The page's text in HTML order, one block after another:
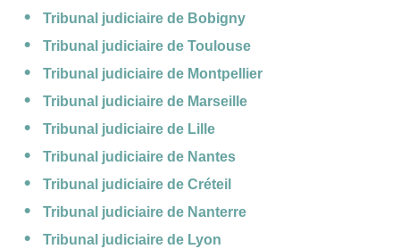
Tribunal judiciaire de Bobigny
Tribunal judiciaire de Toulouse
Tribunal judiciaire de Montpellier
Tribunal judiciaire de Marseille
Tribunal judiciaire de Lille
Tribunal judiciaire de Nantes
Tribunal judiciaire de Créteil
Tribunal judiciaire de Nanterre
Tribunal judiciaire de Lyon